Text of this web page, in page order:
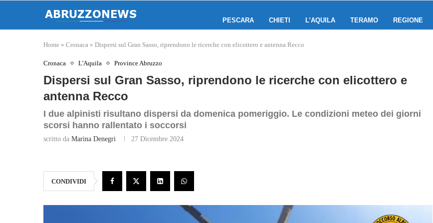
PESCARA CHIETI L’AQUILA TERAMO REGIONE
Home » Cronaca » Dispersi sul Gran Sasso, riprendono le ricerche con elicottero e antenna Recco
Cronaca L'Aquila Province Abruzzo
Dispersi sul Gran Sasso, riprendono le ricerche con elicottero e
antenna Recco
I due alpinisti risultano dispersi da domenica pomeriggio. Le condizioni meteo dei giorni
scorsi hanno rallentato i soccorsi
scritto da Marina Denegri 27 Dicembre 2024
CONDIVIDI